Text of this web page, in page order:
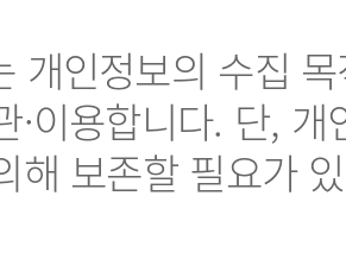
인정보의 수집
·이용합니다. 단,
해 보존할 필요가